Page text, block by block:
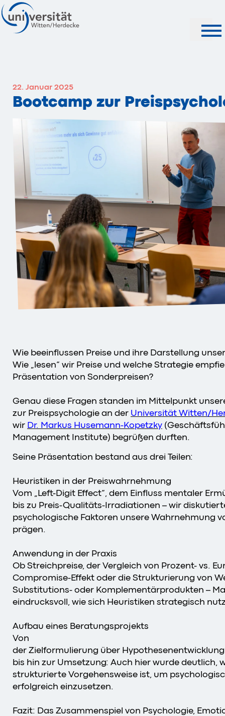
22. Januar 2025
Bootcamp zur
Wie beeinflussen Preise und ihre Darstellung
Wie „lesen“ wir Preise und welche Strategie
Präsentation von Sonderpreisen?
Genau diese Fragen standen im Mittelpunkt
zur Preispsychologie an der Universität Witten/
wir Dr. Markus Husemann-Kopetzky
Management Institute) begrüßen durften.
Seine Präsentation bestand aus drei Teilen:
Heuristiken in der Preiswahrnehmung
Vom „Left-Digit Effect“, dem Einfluss mentaler
bis zu Preis-Qualitäts-Irradiationen – wir
psychologische Faktoren unsere Wahrnehmung
prägen.
Anwendung in der Praxis
Ob Streichpreise, der Vergleich von Prozent- vs.
Compromise-Effekt oder die Strukturierung von
Substitutions- oder Komplementärprodukten –
eindrucksvoll, wie sich Heuristiken strategisch
Aufbau eines Beratungsprojekts
Von
der Zielformulierung über
bis hin zur Umsetzung: Auch hier wurde deutlich,
strukturierte Vorgehensweise ist, um
erfolgreich einzusetzen.
Fazit: Das Zusammenspiel von Psychologie,